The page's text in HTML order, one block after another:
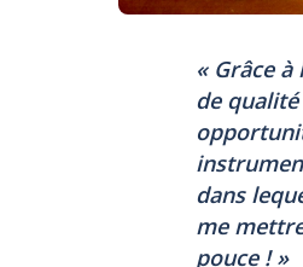
« Grâce
de
dans
me
pouce ! »